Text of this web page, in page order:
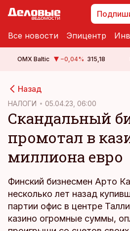
Все новости Эпицентр
OMX Baltic −0,04% 315,18
Назад
НАЛОГИ 05.04.23, 06:00
Скандальный
промотал в
миллиона евро
Финский бизнесмен Арто
несколько лет назад
партии офис в центре
казино огромные суммы,